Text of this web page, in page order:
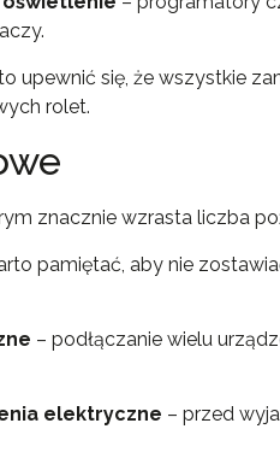
upewnić się, że wszystkie
rolet.
znacznie wzrasta liczba
pamiętać, aby nie
– podłączanie wielu
elektryczne – przed